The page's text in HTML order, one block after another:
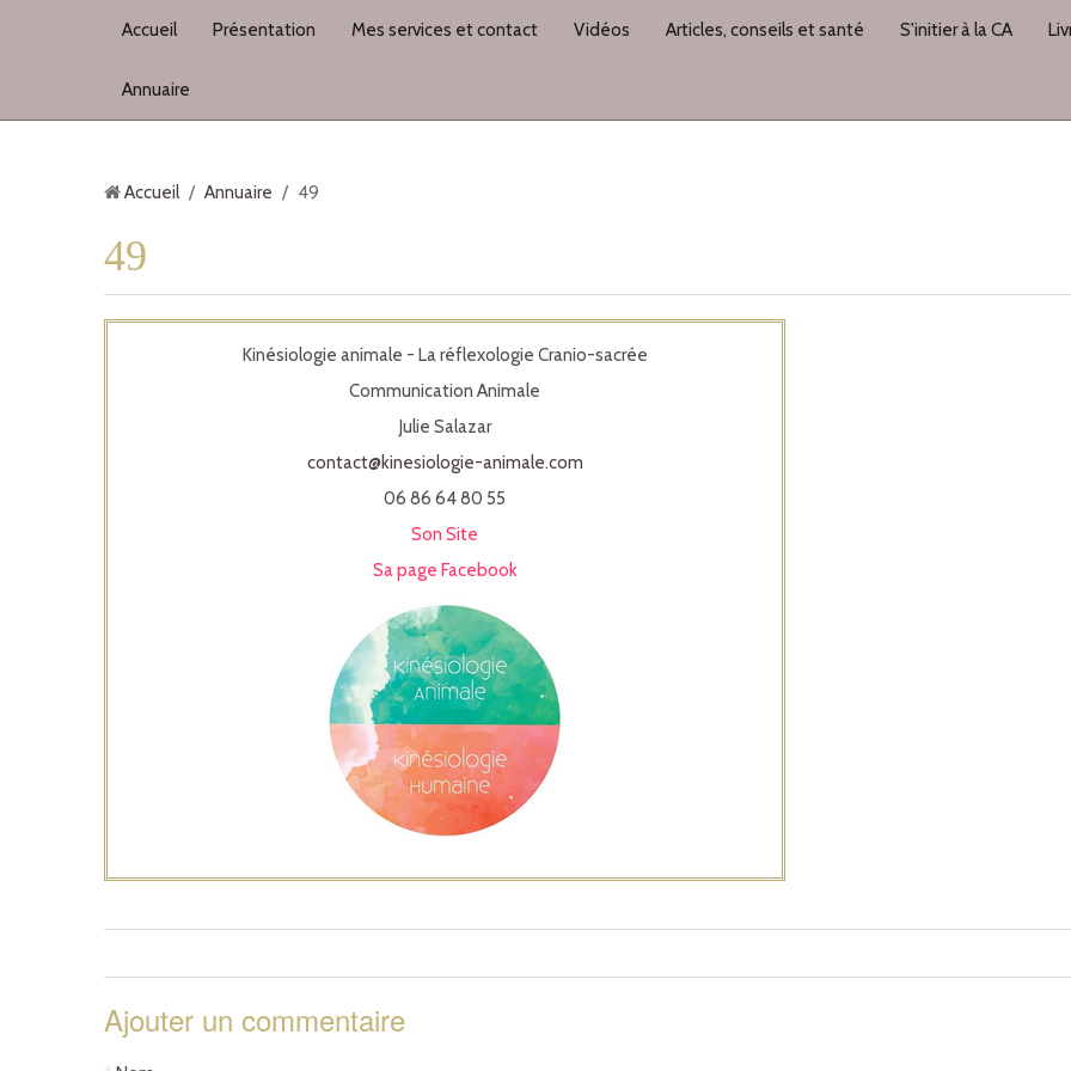
Accueil Présentation Mes services et contact Vidéos Articles, conseils et santé S'initier à la CA
Annuaire
Accueil / Annuaire / 49
49
Kinésiologie animale - La réflexologie Cranio-sacrée
Communication Animale
Julie Salazar
contact@kinesiologie-animale.com
06 86 64 80 55
Son Site
Sa page Facebook
Ajouter un commentaire